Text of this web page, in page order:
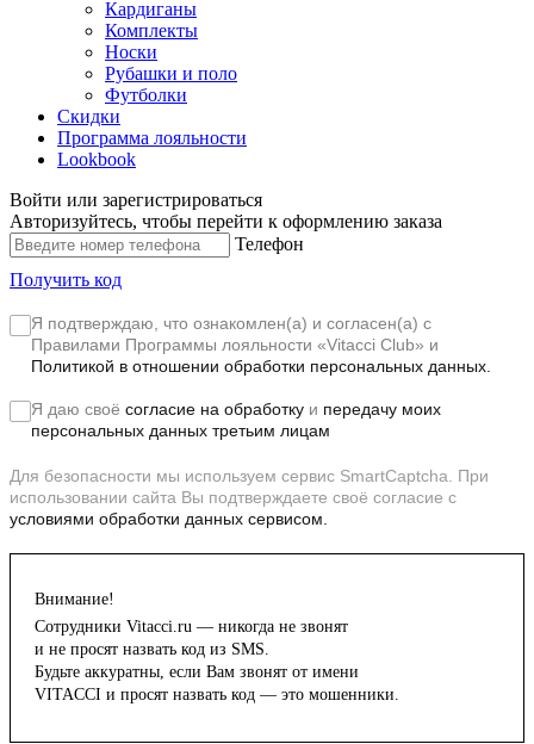
Кардиганы
Комплекты
Носки
Рубашки и поло
Футболки
Скидки
Программа лояльности
Lookbook
Войти или зарегистрироваться
Авторизуйтесь, чтобы перейти к оформлению заказа
Телефон
Получить код
Я подтверждаю, что ознакомлен(а) и согласен(а) с
Правилами Программы лояльности «Vitacci Club» и
Политикой в отношении обработки персональных данных.
Я даю своё согласие на обработку и передачу моих
персональных данных третьим лицам
Для безопасности мы используем сервис SmartCaptcha. При
использовании сайта Вы подтверждаете своё согласие с
условиями обработки данных сервисом.
Внимание!
Сотрудники Vitacci.ru — никогда не звонят
и не просят назвать код из SMS.
Будьте аккуратны, если Вам звонят от имени
VITACCI и просят назвать код — это мошенники.